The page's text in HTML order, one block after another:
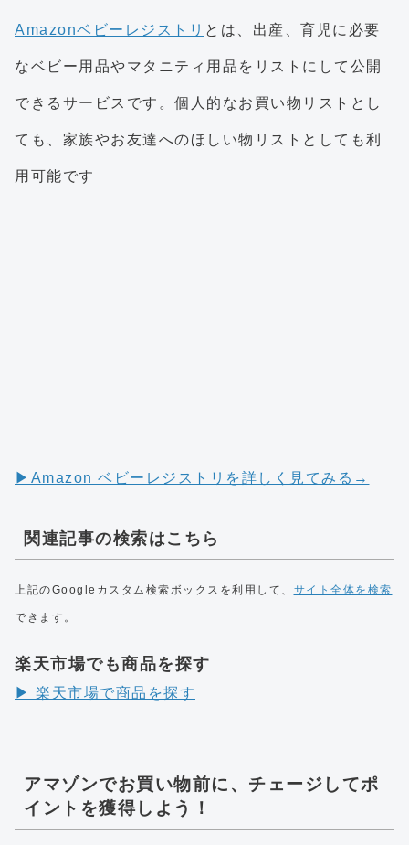
Amazonベビーレジストリ とは、出産、育児に必要
なベビー用品やマタニティ用品をリストにして公開
できるサービスです。個人的なお買い物リストとし
ても、家族やお友達へのほしい物リストとしても利
用可能です
▶︎Amazon ベビーレジストリを詳しく見てみる→
関連記事の検索はこちら
上記のGoogleカスタム検索ボックスを利用して、 サイト全体を検索
できます。
楽天市場でも商品を探す
▶︎ 楽天市場で商品を探す
アマゾンでお買い物前に、チェージしてポ
イントを獲得しよう！